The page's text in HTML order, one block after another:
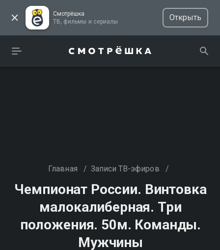
Смотрёшка
ТВ, фильмы и сериалы
Открыть
Главная / Записи ТВ-эфиров /
Чемпионат России. Винтовка
малокалиберная. Три
положения. 50м. Команды.
Мужчины